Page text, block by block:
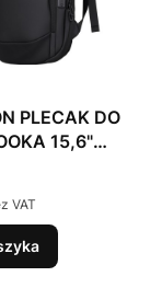
PLECAK DO
15,6"
VAT